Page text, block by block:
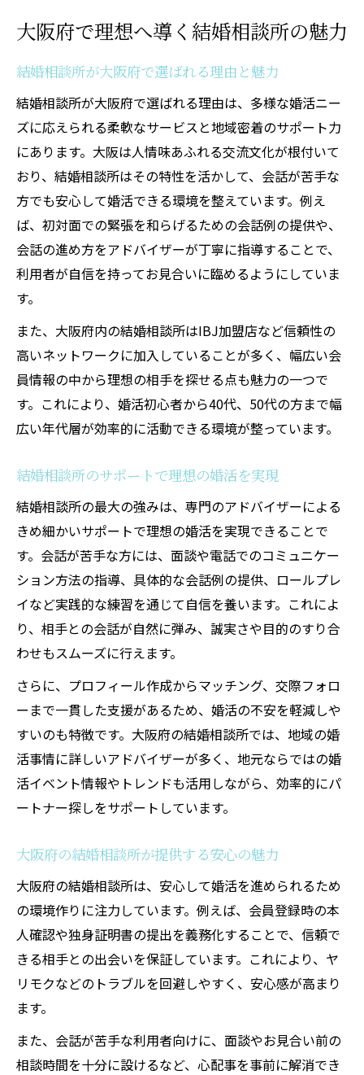
大阪府で理想へ導く結婚相談所の魅力
結婚相談所が大阪府で選ばれる理由と魅力
結婚相談所が大阪府で選ばれる理由は、多様な婚活ニー
ズに応えられる柔軟なサービスと地域密着のサポート力
にあります。大阪は人情味あふれる交流文化が根付いて
おり、結婚相談所はその特性を活かして、会話が苦手な
方でも安心して婚活できる環境を整えています。例え
ば、初対面での緊張を和らげるための会話例の提供や、
会話の進め方をアドバイザーが丁寧に指導することで、
利用者が自信を持ってお見合いに臨めるようにしていま
す。
また、大阪府内の結婚相談所はIBJ加盟店など信頼性の
高いネットワークに加入していることが多く、幅広い会
員情報の中から理想の相手を探せる点も魅力の一つで
す。これにより、婚活初心者から40代、50代の方まで幅
広い年代層が効率的に活動できる環境が整っています。
結婚相談所のサポートで理想の婚活を実現
結婚相談所の最大の強みは、専門のアドバイザーによる
きめ細かいサポートで理想の婚活を実現できることで
す。会話が苦手な方には、面談や電話でのコミュニケー
ション方法の指導、具体的な会話例の提供、ロールプレ
イなど実践的な練習を通じて自信を養います。これによ
り、相手との会話が自然に弾み、誠実さや目的のすり合
わせもスムーズに行えます。
さらに、プロフィール作成からマッチング、交際フォロ
ーまで一貫した支援があるため、婚活の不安を軽減しや
すいのも特徴です。大阪府の結婚相談所では、地域の婚
活事情に詳しいアドバイザーが多く、地元ならではの婚
活イベント情報やトレンドも活用しながら、効率的にパ
ートナー探しをサポートしています。
大阪府の結婚相談所が提供する安心の魅力
大阪府の結婚相談所は、安心して婚活を進められるため
の環境作りに注力しています。例えば、会員登録時の本
人確認や独身証明書の提出を義務化することで、信頼で
きる相手との出会いを保証しています。これにより、ヤ
リモクなどのトラブルを回避しやすく、安心感が高まり
ます。
また、会話が苦手な利用者向けに、面談やお見合い前の
相談時間を十分に設けるなど、心配事を事前に解消でき